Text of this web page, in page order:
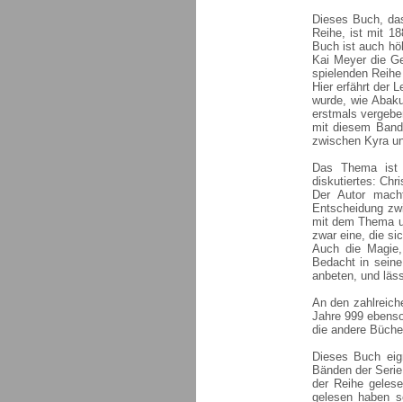
Dieses Buch,
Reihe, ist mit
Buch ist auch
Kai Meyer die
spielenden
Hier erfährt der
wurde, wie
erstmals
mit diesem
zwischen Kyra
Das Thema ist
diskutiertes:
Der Autor
Entscheidung
mit dem Thema
zwar eine, die
Auch die
Bedacht in
anbeten, und
An den
Jahre 999
die andere
Dieses Buch
Bänden der
der Reihe
gelesen haben